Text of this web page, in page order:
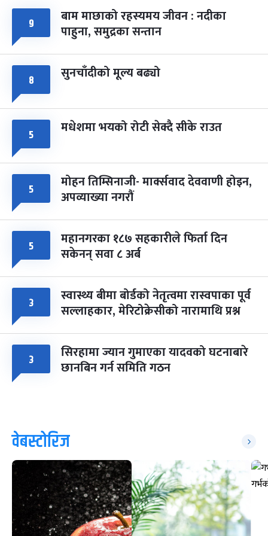
८ फागुपूर्णिमा
चैत्र ८, २०८३-Mar 22, 2027
७ महिना बाँकी
९ बाम माछाको रहस्यमय जीवन : नदीका
पाहुना, समुद्रका सन्तान
८ सुनचाँदीको मूल्य बढ्यो
५ मधेशमा भयको रोटी सेक्दै सीके राउत
५ मोहन तिम्सिनाजी- मार्क्सवाद देववाणी होइन,
अपव्याख्या नगरौं
५ महानगरका १८७ सहकारीले फिर्ता दिन
सकेनन् सवा ८ अर्ब
३ स्वास्थ्य बीमा बोर्डको नेतृत्वमा रास्वपाका पूर्व
सल्लाहकार, मेरिटोक्रेसीको नारामाथि प्रश्न
३ सिरहामा ज्यान गुमाएका यादवको घटनाबारे
छानबिन गर्न समिति गठन
वेबस्टोरिज